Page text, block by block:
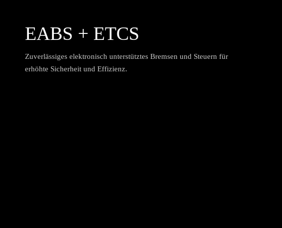
EABS + ETCS
Zuverlässiges elektronisch unterstütztes Bremsen und Steuern für
erhöhte Sicherheit und Effizienz.